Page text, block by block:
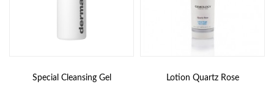
Special Cleansing Gel Lotion Quartz Rose